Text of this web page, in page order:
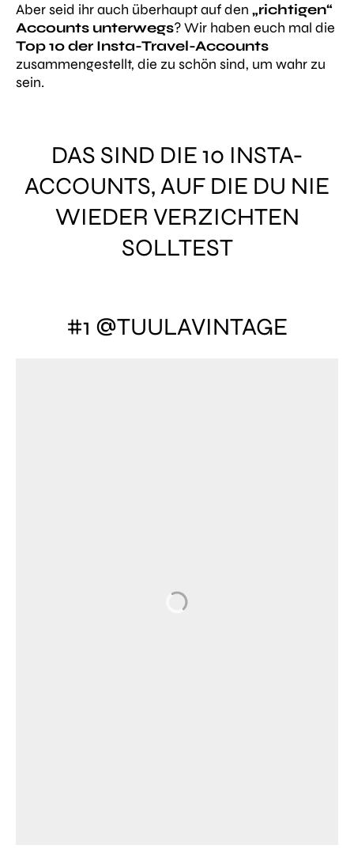
Aber seid ihr auch überhaupt auf den „richtigen“
Accounts unterwegs? Wir haben euch mal die
Top 10 der Insta-Travel-Accounts
zusammengestellt, die zu schön sind, um wahr zu
sein.
DAS SIND DIE 10 INSTA-
ACCOUNTS, AUF DIE DU NIE
WIEDER VERZICHTEN
SOLLTEST
#1 @TUULAVINTAGE